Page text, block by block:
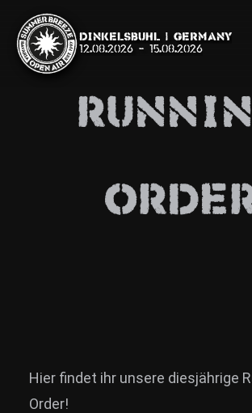
Dinkelsbühl | Germany
12.08.2026 - 15.08.2026
News
Hier findet ihr unsere diesjährige
Order!